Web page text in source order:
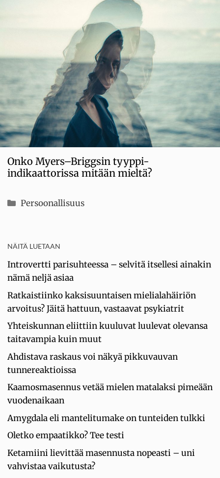
Onko Myers–Briggsin tyyppi-
indikaattorissa mitään mieltä?
Kategoriat
Persoonallisuus
NÄITÄ LUETAAN
Introvertti parisuhteessa – selvitä itsellesi ainakin
nämä neljä asiaa
Ratkaistiinko kaksisuuntaisen mielialahäiriön
arvoitus? Jäitä hattuun, vastaavat psykiatrit
Yhteiskunnan eliittiin kuuluvat luulevat olevansa
taitavampia kuin muut
Ahdistava raskaus voi näkyä pikkuvauvan
tunnereaktioissa
Kaamosmasennus vetää mielen matalaksi pimeään
vuodenaikaan
Amygdala eli mantelitumake on tunteiden tulkki
Oletko empaatikko? Tee testi
Ketamiini lievittää masennusta nopeasti – uni
vahvistaa vaikutusta?